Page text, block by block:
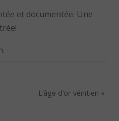
et documentée. Une
L’âge d’or vénitien »